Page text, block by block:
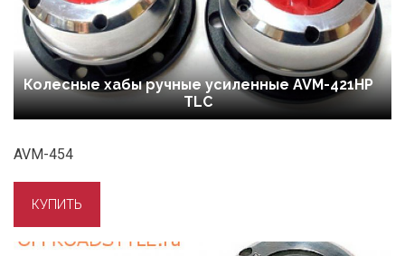
Колесные хабы ручные усиленные AVM-421HP
TLC
AVM-454